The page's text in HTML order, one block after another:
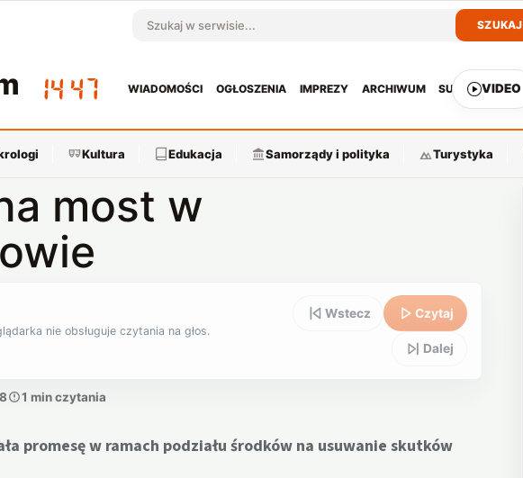
Szukaj w serwisie
SZUKAJ
14:47
WIADOMOŚCI OGŁOSZENIA IMPREZY ARCHIWUM SUBSKRYPCJA
VIDEO
Kultura Edukacja Samorządy i polityka Turystyka
most w
nie obsługuje czytania na głos.
Wstecz Czytaj
Dalej
1 min czytania
promesę w ramach podziału środków na usuwanie skutków